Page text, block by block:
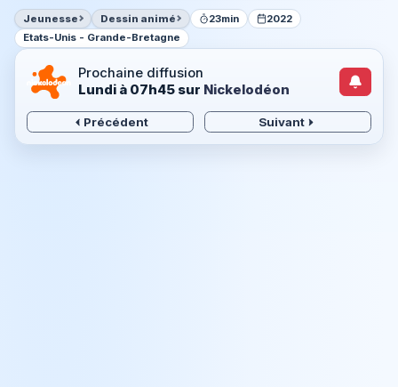
Jeunesse Dessin animé 23min
2022
Etats-Unis - Grande-Bretagne
Prochaine diffusion
Lundi à 07h45sur Nickelodéon
Précédent Suivant